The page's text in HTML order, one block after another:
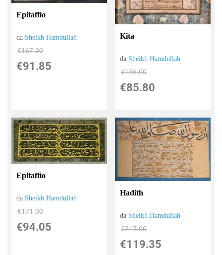
Epitaffio
da Sheikh Hamdullah
€167.00
€91.85
Kita
da Sheikh Hamdullah
€156.00
€85.80
Epitaffio
da Sheikh Hamdullah
€171.00
€94.05
Hadith
da Sheikh Hamdullah
€217.00
€119.35